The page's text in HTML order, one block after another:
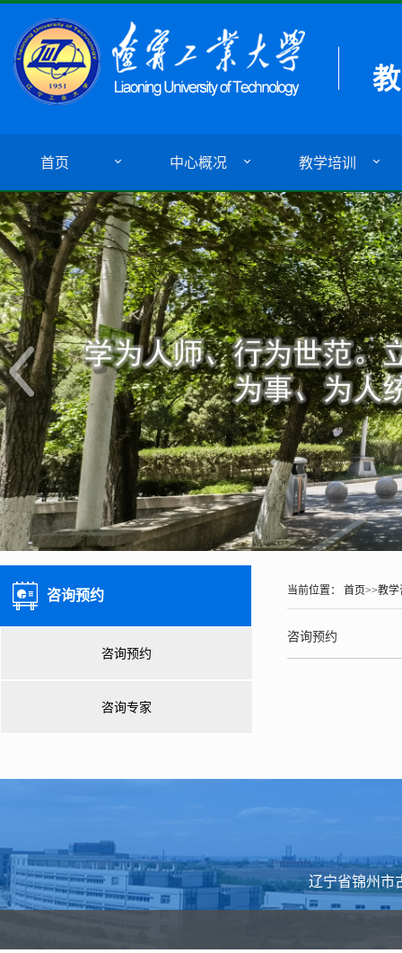
首页 中心概况 教学培训
咨询预约
咨询预约
咨询专家
当前位置： 首页>>教学
咨询预约
辽宁省锦州市